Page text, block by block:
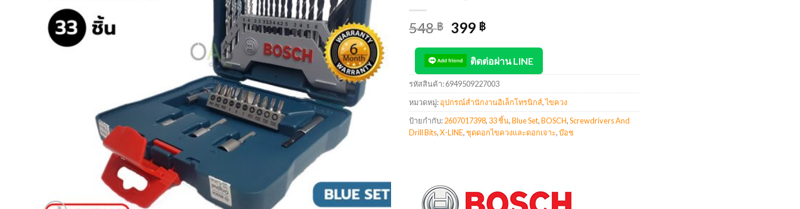
548฿ 399 ฿
ติดต่อผ่าน LINE
รหัสสินค้า:6949509227003
หมวดหมู่:อุปกรณ์สำนักงานอิเล็กโทรนิกส์,ไขควง
ป้ายกำกับ:2607017398, 33 ชิ้น,Blue Set,BOSCH,Screwdrivers And
Drill Bits,X-LINE,ชุดดอกไขควงและดอกเจาะ,บ๊อช